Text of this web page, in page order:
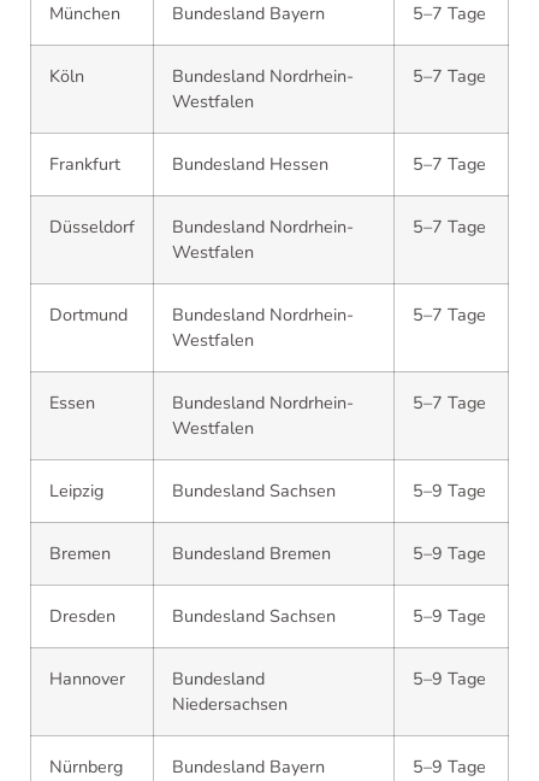
München Bundesland Bayern 5–7 Tage
Köln
Bundesland Nordrhein-
Westfalen
5–7 Tage
Frankfurt Bundesland Hessen 5–7 Tage
Düsseldorf
Bundesland Nordrhein-
Westfalen
5–7 Tage
Dortmund
Bundesland Nordrhein-
Westfalen
5–7 Tage
Essen
Bundesland Nordrhein-
Westfalen
5–7 Tage
Leipzig Bundesland Sachsen 5–9 Tage
Bremen Bundesland Bremen 5–9 Tage
Dresden Bundesland Sachsen 5–9 Tage
Hannover
Bundesland
Niedersachsen
5–9 Tage
Nürnberg Bundesland Bayern 5–9 Tage